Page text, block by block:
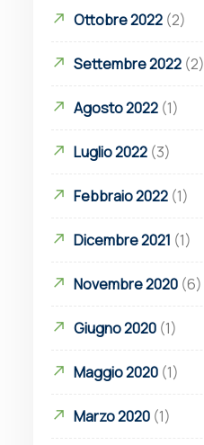
Ottobre 2022 (2)
Settembre 2022 (2)
Agosto 2022 (1)
Luglio 2022 (3)
Febbraio 2022 (1)
Dicembre 2021 (1)
Novembre 2020 (6)
Giugno 2020 (1)
Maggio 2020 (1)
Marzo 2020 (1)